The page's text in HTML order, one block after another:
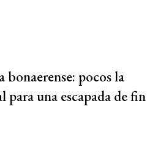
pocos la
para una escapada de fin